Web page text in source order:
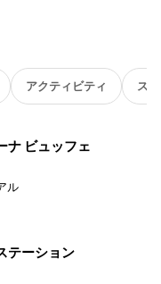
アクティビティ ス
ナ ビュッフェ
ル
テーション